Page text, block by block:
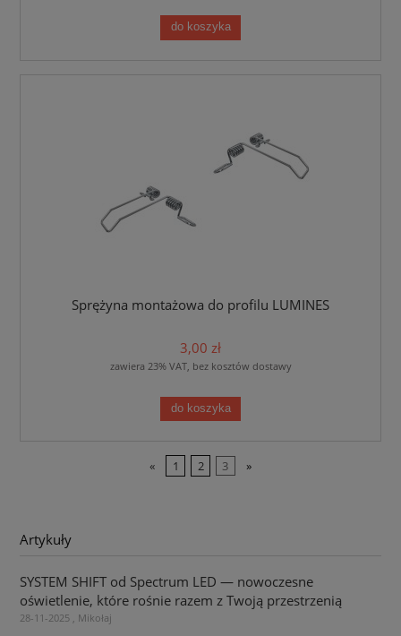
do koszyka
Sprężyna montażowa do profilu LUMINES
3,00 zł
zawiera 23% VAT, bez kosztów dostawy
do koszyka
« 1 2 3 »
Artykuły
SYSTEM SHIFT od Spectrum LED — nowoczesne
oświetlenie, które rośnie razem z Twoją przestrzenią
28-11-2025 , Mikołaj